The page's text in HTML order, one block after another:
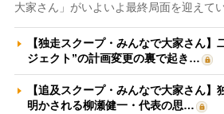
大家さん」がいよいよ最終局面を迎えて
【独走スクープ・みんなで大家さん】
ジェクト”の計画変更の裏で起き…
【追及スクープ・みんなで大家さん】
明かされる柳瀬健一・代表の思…